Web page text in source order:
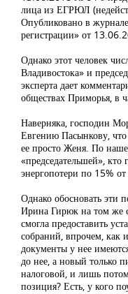
лица из ЕГРЮЛ
Опубликовано в
регистрации» от
Однако этот человек
Владивостока» и
эксперта дает
обществах Приморья, в
Наверняка, господин
Евгению Пасынкову, что
ее просто Женя. По
«председательшей»,
энергопотери по 15%
Однако обосновать эти
Ирина Гирюк на том же
смогла предоставить
собраний, впрочем, как
документы у нее
до нее, а новый только
налоговой, и лишь
позиция? Есть, у кого